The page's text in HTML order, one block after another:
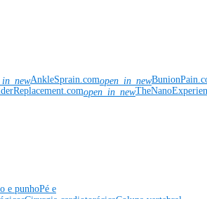
AnkleSprain.comopen_in_new
open_in_new
e punhoPé e